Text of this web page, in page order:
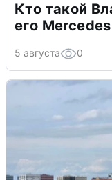
Кто такой
его
5 августа 0